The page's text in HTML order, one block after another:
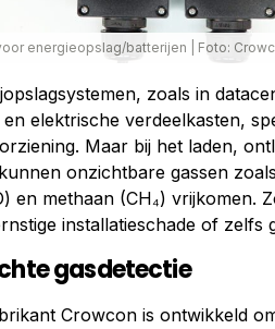
energieopslag/batterijen Foto:
zoals in
elektrische verdeelkasten,
Maar bij het laden,
onzichtbare gassen
en methaan (CH₄) vrijkomen.
installatieschade of zelfs
gasdetectie
Crowcon is ontwikkeld